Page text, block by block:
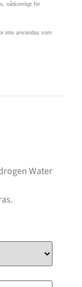
oåtkomligt för
inte användas som
Water